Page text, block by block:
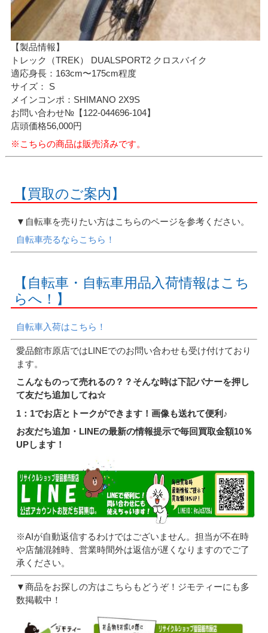
【製品情報】
トレック（TREK） DUALSPORT2 クロスバイク
適応身長：163cm〜175cm程度
サイズ： S
メインコンポ：SHIMANO 2X9S
お問い合わせ№【122-044696-104】
店頭価格56,000円
※こちらの商品は販売済みです。
【買取のご案内】
▼自転車を売りたい方はこちらのページを参考ください。
自転車売るならこちら！
【自転車・自転車用品入荷情報はこち
らへ！】
自転車入荷はこちら！
愛品館市原店ではLINEでのお問い合わせも受け付けており
ます。
こんなものって売れるの？？そんな時は下記バナーを押し
て友だち追加してね☆
1：1でお店とトークができます！画像も送れて便利♪
お友だち追加・LINEの最新の情報提示で毎回買取金額10％
UPします！
※AIが自動返信するわけではございません。担当が不在時
や店舗混雑時、営業時間外は返信が遅くなりますのでご了
承ください。
▼商品をお探しの方はこちらもどうぞ！ジモティーにも多
数掲載中！